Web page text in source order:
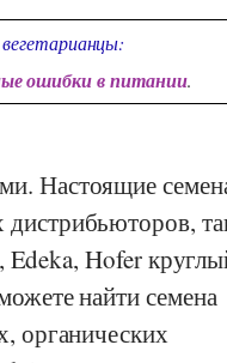
ошибки в питании.
Настоящие
Edeka,Hofer
найти семена
органических